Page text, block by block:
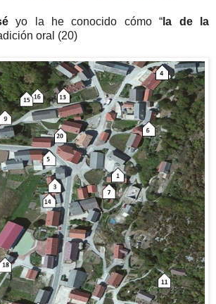
yo la he conocido cómo “ la de la
oral (20)